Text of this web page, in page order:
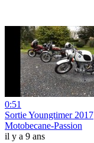
0:51
Sortie Youngtimer 2017
Motobecane-Passion
il y a 9 ans